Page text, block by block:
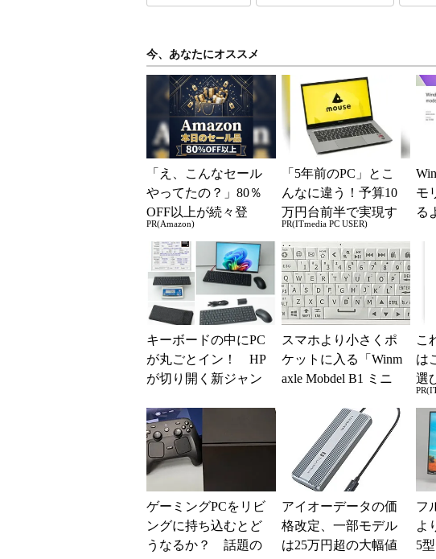
今、あなたにオススメ
「え、こんなセール
やってたの？」80％
OFF以上が続々登
場！Amazonの本気が
凄すぎる
PR(Amazon)
「5年前のPC」とこ
んなに違う！予算10
万円台前半で実現す
る快適PCライフ
PR(ITmedia PC USER)
モ
る
キーボードの中にPC
が丸ごとイン！ HP
が切り開く新ジャン
C」の使い勝手を徹底
検...
スマホより小さくポ
ケットに入る「Winm
axle Mobdel B1 ミニ
こ
は
選
の
ゲーミングPCをリビ
ングに持ち込むとど
うなるか？ 話題の
アイオーデータの価
格改定、一部モデル
は25万円超の大幅値
フ
よ
5